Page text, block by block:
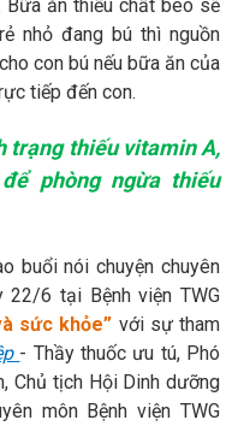
ăn thiếu chất béo sẽ
nhỏ đang bú thì nguồn
con bú nếu bữa ăn của
tiếp đến con.
trạng thiếu vitamin A,
phòng ngừa thiếu
buổi nói chuyện chuyên
6 tại Bệnh viện TWG
sức khỏe” với sự tham
- Thầy thuốc ưu tú, Phó
Chủ tịch Hội Dinh dưỡng
môn Bệnh viện TWG